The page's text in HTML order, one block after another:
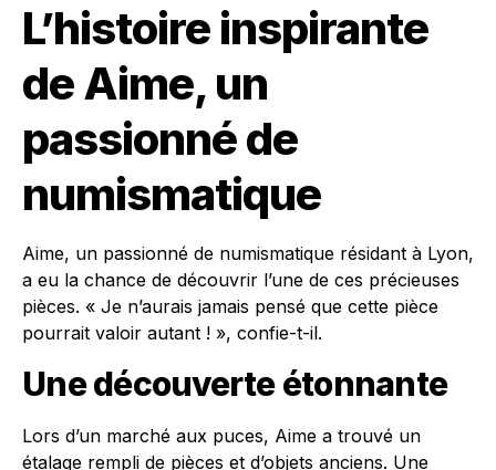
L’histoire inspirante
de Aime, un
passionné de
numismatique
Aime, un passionné de numismatique résidant à Lyon,
a eu la chance de découvrir l’une de ces précieuses
pièces. « Je n’aurais jamais pensé que cette pièce
pourrait valoir autant ! », confie-t-il.
Une découverte étonnante
Lors d’un marché aux puces, Aime a trouvé un
étalage rempli de pièces et d’objets anciens. Une